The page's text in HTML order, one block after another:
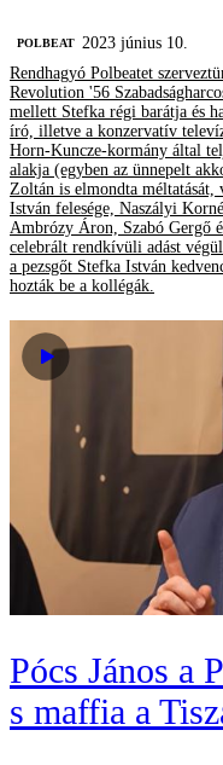
‎POLBEAT 2023 június 10.
Rendhagyó Polbeatet
Revolution '56
mellett Stefka régi barátja és
író, illetve a konzervatív
Horn-Kuncze-kormány által
alakja (egyben az ünnepelt
Zoltán is elmondta méltatását,
István felesége, Naszályi
Ambrózy Áron, Szabó Gergő
celebrált rendkívüli adást
a pezsgőt Stefka István
hozták be a kollégák.
Pócs János a
s maffia a